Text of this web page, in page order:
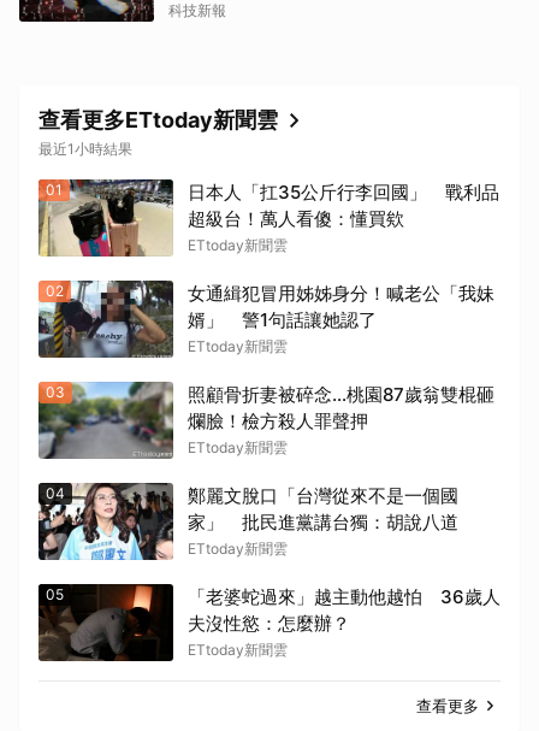
科技新報
查看更多ETtoday新聞雲
最近1小時結果
01
日本人「扛35公斤行李回國」 戰利品
超級台！萬人看傻：懂買欸
ETtoday新聞雲
02
女通緝犯冒用姊姊身分！喊老公「我妹
婿」 警1句話讓她認了
ETtoday新聞雲
03
照顧骨折妻被碎念…桃園87歲翁雙棍砸
爛臉！檢方殺人罪聲押
ETtoday新聞雲
04
鄭麗文脫口「台灣從來不是一個國
家」 批民進黨講台獨：胡說八道
ETtoday新聞雲
05
「老婆蛇過來」越主動他越怕 36歲人
夫沒性慾：怎麼辦？
ETtoday新聞雲
查看更多